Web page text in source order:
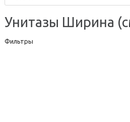
Унитазы Ширина
Фильтры